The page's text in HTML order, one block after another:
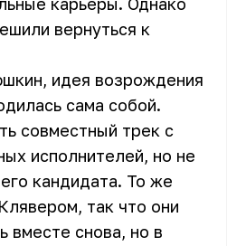
вернуться к
идея возрождения
сама собой.
совместный трек с
исполнителей, но не
кандидата. То же
так что они
вместе снова, но в